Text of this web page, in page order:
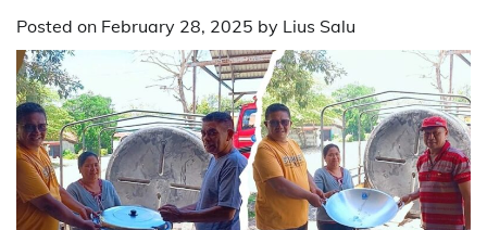
Posted on February 28, 2025 by Lius Salu